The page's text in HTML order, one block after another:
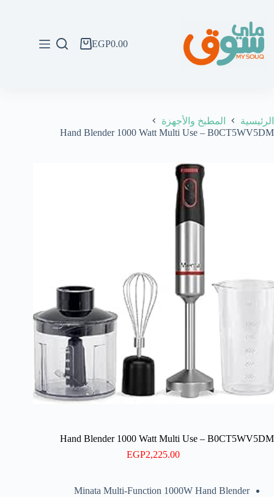
المحتوى
عربةEGP0.00
الرئيسية
المطبخ والأجهزة
Hand Blender 1000 Watt Multi Use – B0CT5WV5DM
Hand Blender 1000 Watt Multi Use – B0CT5WV5DM
EGP2,225.00
Minata Multi-Function 1000W Hand Blender